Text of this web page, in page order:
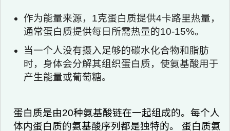
作为能量来源，1克蛋白质提供4卡路里热量，
通常蛋白质提供每日所需热量的10-15%。
当一个人没有摄入足够的碳水化合物和脂肪
时，身体会分解其组织蛋白质，使氨基酸用于
产生能量或葡萄糖。
蛋白质是由20种氨基酸链在一起组成的。每个人
体内蛋白质的氨基酸序列都是独特的。 蛋白质氨